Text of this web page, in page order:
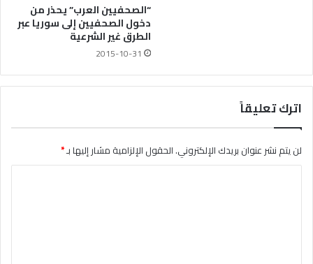
“الصحفيين العرب” يحذر من
دخول الصحفيين إلى سوريا عبر
الطرق غير الشرعية
2015-10-31
اترك تعليقاً
لن يتم نشر عنوان بريدك الإلكتروني.الحقول الإلزامية مشار إليها بـ*